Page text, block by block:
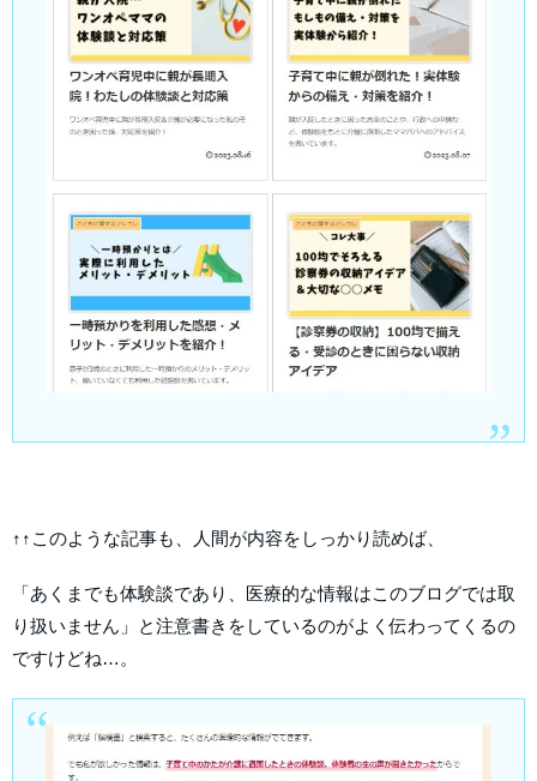
↑↑このような記事も、人間が内容をしっかり読めば、
「あくまでも体験談であり、医療的な情報はこのブログでは取
り扱いません」と注意書きをしているのがよく伝わってくるの
ですけどね…。